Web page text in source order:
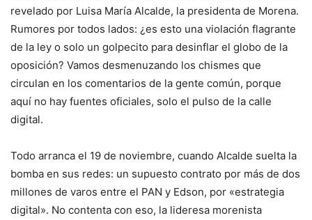
revelado por Luisa María Alcalde, la presidenta de Morena.
Rumores por todos lados: ¿es esto una violación flagrante
de la ley o solo un golpecito para desinflar el globo de la
oposición? Vamos desmenuzando los chismes que
circulan en los comentarios de la gente común, porque
aquí no hay fuentes oficiales, solo el pulso de la calle
digital.
Todo arranca el 19 de noviembre, cuando Alcalde suelta la
bomba en sus redes: un supuesto contrato por más de dos
millones de varos entre el PAN y Edson, por «estrategia
digital». No contenta con eso, la lideresa morenista